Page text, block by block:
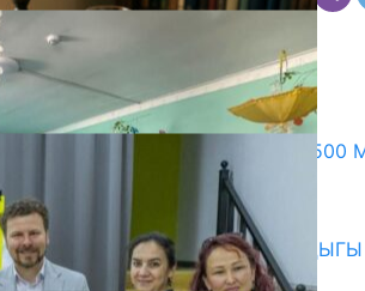
Комментарийлер
Акыркы жаңылыктар
ПРЕЗИДЕНТТИН ЖАРЛЫГЫ: 500
ШАХМАТ ИЙРИМИ АЧЫЛАТ
06.08.2026
СҮЛҮКТҮ: ӨЗГӨЧӨ
ҮЧҮН БОРБОР АЧЫЛДЫ